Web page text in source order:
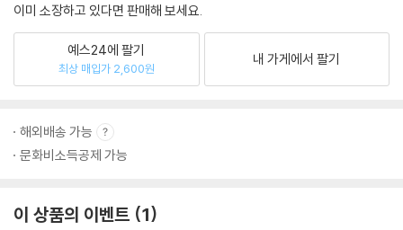
이미 소장하고 있다면 판매해 보세요.
예스24에 팔기
최상 매입가 2,600원
내 가게에서 팔기
해외배송 가능
문화비소득공제 가능
이 상품의 이벤트 1